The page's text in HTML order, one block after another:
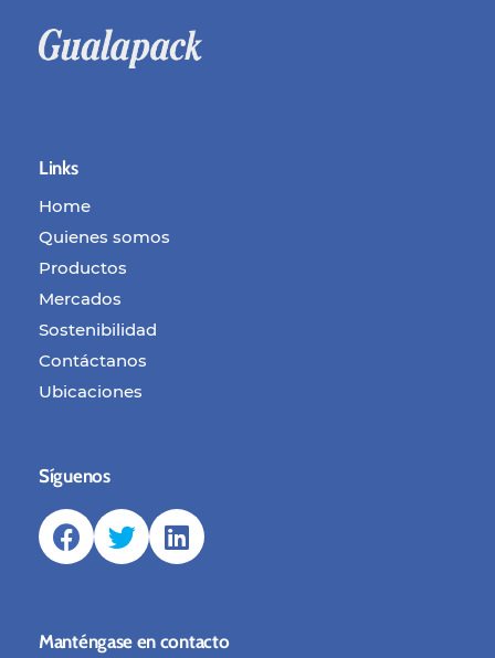
Links
Home
Quienes somos
Productos
Mercados
Sostenibilidad
Contáctanos
Ubicaciones
Síguenos
Manténgase en contacto